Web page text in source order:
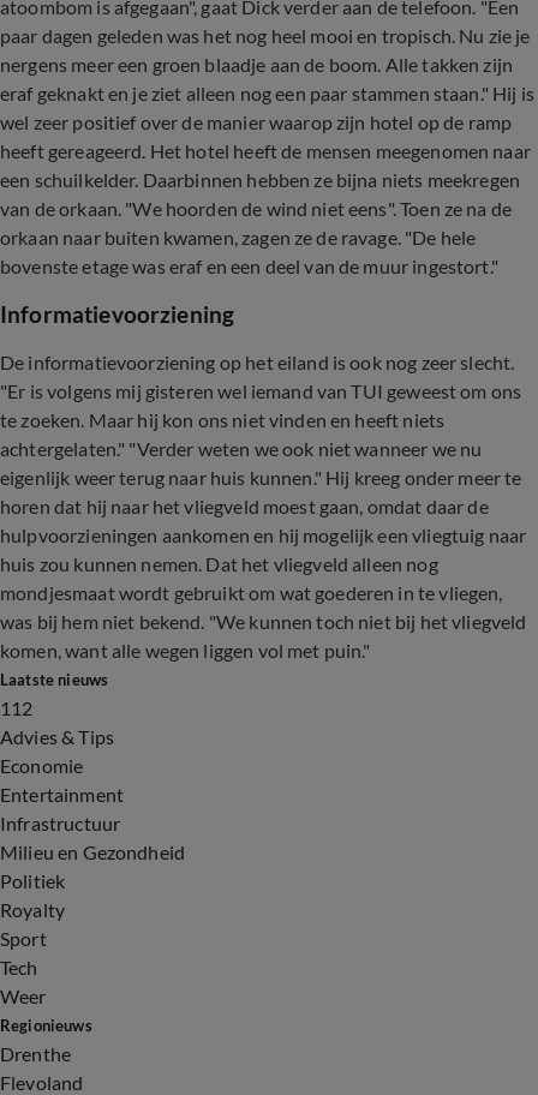
atoombom is afgegaan", gaat Dick verder aan de telefoon. "Een
paar dagen geleden was het nog heel mooi en tropisch. Nu zie je
nergens meer een groen blaadje aan de boom. Alle takken zijn
eraf geknakt en je ziet alleen nog een paar stammen staan." Hij is
wel zeer positief over de manier waarop zijn hotel op de ramp
heeft gereageerd. Het hotel heeft de mensen meegenomen naar
een schuilkelder. Daarbinnen hebben ze bijna niets meekregen
van de orkaan. "We hoorden de wind niet eens". Toen ze na de
orkaan naar buiten kwamen, zagen ze de ravage. "De hele
bovenste etage was eraf en een deel van de muur ingestort."
Informatievoorziening
De informatievoorziening op het eiland is ook nog zeer slecht.
"Er is volgens mij gisteren wel iemand van TUI geweest om ons
te zoeken. Maar hij kon ons niet vinden en heeft niets
achtergelaten." "Verder weten we ook niet wanneer we nu
eigenlijk weer terug naar huis kunnen." Hij kreeg onder meer te
horen dat hij naar het vliegveld moest gaan, omdat daar de
hulpvoorzieningen aankomen en hij mogelijk een vliegtuig naar
huis zou kunnen nemen. Dat het vliegveld alleen nog
mondjesmaat wordt gebruikt om wat goederen in te vliegen,
was bij hem niet bekend. "We kunnen toch niet bij het vliegveld
komen, want alle wegen liggen vol met puin."
Laatste nieuws
112
Advies & Tips
Economie
Entertainment
Infrastructuur
Milieu en Gezondheid
Politiek
Royalty
Sport
Tech
Weer
Regionieuws
Drenthe
Flevoland